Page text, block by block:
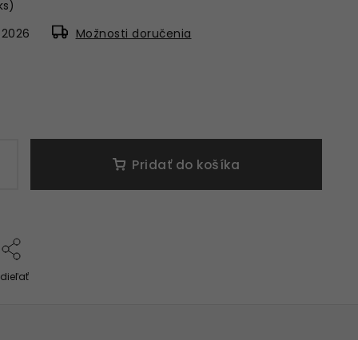
Možnosti doručenia
Pridať do košíka